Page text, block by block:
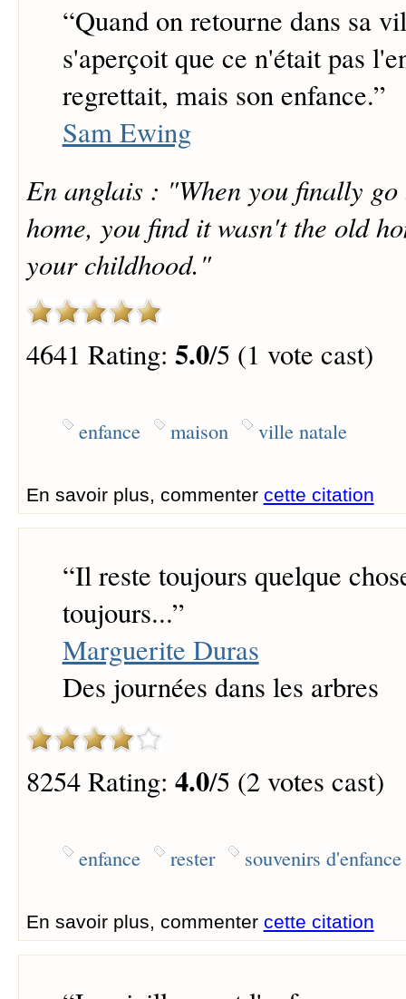
“Quand on retourne dans sa
s'aperçoit que ce n'était pas
regrettait, mais son enfance.”
Sam Ewing
En anglais : "When you finally
home, you find it wasn't the old
your childhood."
4641 Rating: 5.0/5 (1 vote cast)
enfance maison ville natale
En savoir plus, commenter cette citation
“Il reste toujours quelque
toujours...”
Marguerite Duras
Des journées dans les arbres
8254 Rating: 4.0/5 (2 votes cast)
enfance rester souvenirs d'enfance
En savoir plus, commenter cette citation